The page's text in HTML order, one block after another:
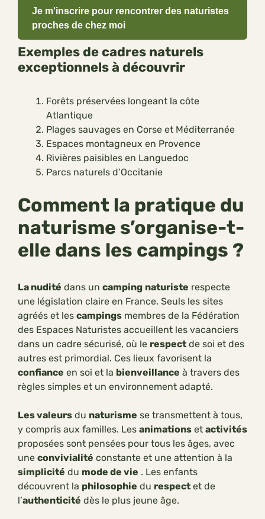
Je m'inscrire pour rencontrer des naturistes
proches de chez moi
Exemples de cadres naturels
exceptionnels à découvrir
Forêts préservées longeant la côte
Atlantique
Plages sauvages en Corse et Méditerranée
Espaces montagneux en Provence
Rivières paisibles en Languedoc
Parcs naturels d’Occitanie
Comment la pratique du
naturisme s’organise-t-
elle dans les campings ?
La nudité dans un camping naturiste respecte
une législation claire en France. Seuls les sites
agréés et les campings membres de la Fédération
des Espaces Naturistes accueillent les vacanciers
dans un cadre sécurisé, où le respect de soi et des
autres est primordial. Ces lieux favorisent la
confiance en soi et la bienveillance à travers des
règles simples et un environnement adapté.
Les valeurs du naturisme se transmettent à tous,
y compris aux familles. Les animations et activités
proposées sont pensées pour tous les âges, avec
une convivialité constante et une attention à la
simplicité du mode de vie . Les enfants
découvrent la philosophie du respect et de
l’authenticité dès le plus jeune âge.